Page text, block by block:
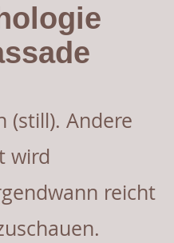
(still). Andere
wird
reicht